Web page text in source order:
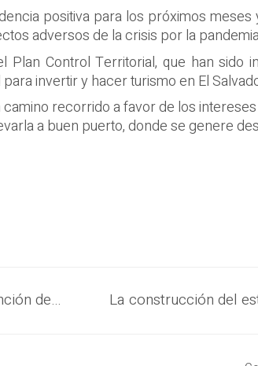
positiva para los próximos
adversos de la crisis por la
Control Territorial, que han sido
invertir y hacer turismo en El
recorrido a favor de los
a buen puerto, donde se genere
Hoy hay una apuesta por la tecnología para la prevención de delitos en las comunidades, como parte de la estrategia de seguridad del Presidente Bukele